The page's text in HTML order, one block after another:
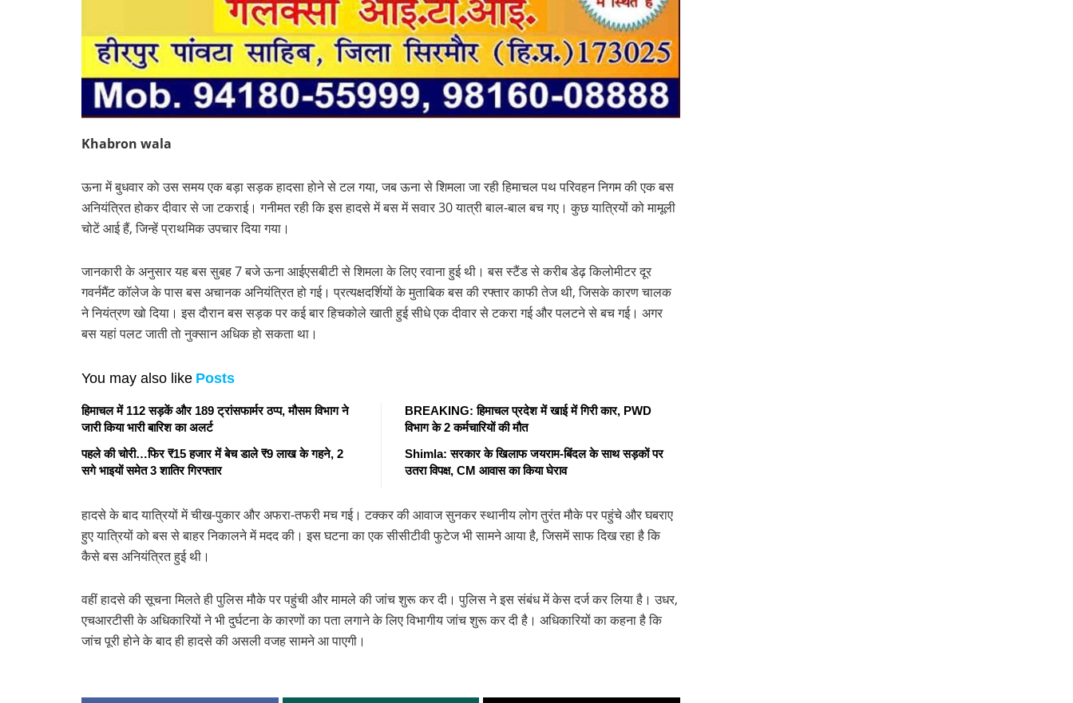
Khabron wala
ऊना में बुधवार काे उस समय एक बड़ा सड़क हादसा हाेने से टल गया, जब ऊना से शिमला जा रही हिमाचल पथ परिवहन निगम की एक बस
अनियंत्रित होकर दीवार से जा टकराई। गनीमत रही कि इस हादसे में बस में सवार 30 यात्री बाल-बाल बच गए। कुछ यात्रियों को मामूली
चोटें आई हैं, जिन्हें प्राथमिक उपचार दिया गया।
जानकारी के अनुसार यह बस सुबह 7 बजे ऊना आईएसबीटी से शिमला के लिए रवाना हुई थी। बस स्टैंड से करीब डेढ़ किलोमीटर दूर
गवर्नमैंट कॉलेज के पास बस अचानक अनियंत्रित हो गई। प्रत्यक्षदर्शियों के मुताबिक बस की रफ्तार काफी तेज थी, जिसके कारण चालक
ने नियंत्रण खो दिया। इस दाैरान बस सड़क पर कई बार हिचकोले खाती हुई सीधे एक दीवार से टकरा गई और पलटने से बच गई। अगर
बस यहां पलट जाती ताे नुक्सान अधिक हाे सकता था।
You may also like Posts
हिमाचल में 112 सड़कें और 189 ट्रांसफार्मर ठप्प, मौसम विभाग ने
जारी किया भारी बारिश का अलर्ट
पहले की चोरी…फिर ₹15 हजार में बेच डाले ₹9 लाख के गहने, 2
सगे भाइयों समेत 3 शातिर गिरफ्तार
BREAKING: हिमाचल प्रदेश में खाई में गिरी कार, PWD
विभाग के 2 कर्मचारियों की मौत
Shimla: सरकार के खिलाफ जयराम-बिंदल के साथ सड़कों पर
उतरा विपक्ष, CM आवास का किया घेराव
हादसे के बाद यात्रियों में चीख-पुकार और अफरा-तफरी मच गई। टक्कर की आवाज सुनकर स्थानीय लोग तुरंत मौके पर पहुंचे और घबराए
हुए यात्रियों को बस से बाहर निकालने में मदद की। इस घटना का एक सीसीटीवी फुटेज भी सामने आया है, जिसमें साफ दिख रहा है कि
कैसे बस अनियंत्रित हुई थी।
वहीं हादसे की सूचना मिलते ही पुलिस मौके पर पहुंची और मामले की जांच शुरू कर दी। पुलिस ने इस संबंध में केस दर्ज कर लिया है। उधर,
एचआरटीसी के अधिकारियों ने भी दुर्घटना के कारणों का पता लगाने के लिए विभागीय जांच शुरू कर दी है। अधिकारियों का कहना है कि
जांच पूरी होने के बाद ही हादसे की असली वजह सामने आ पाएगी।